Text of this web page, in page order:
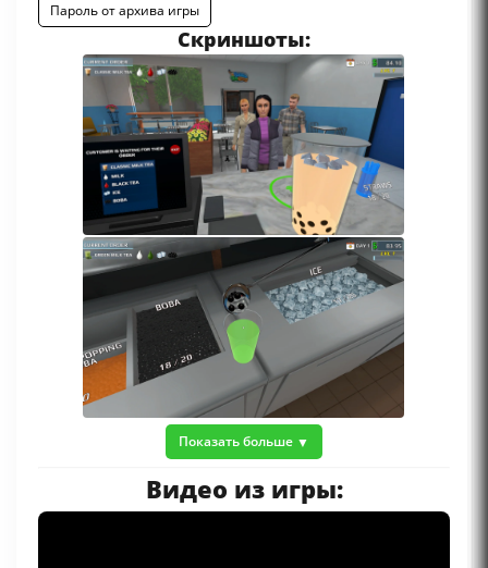
Пароль от архива игры
Скриншоты:
Показать больше
Видео из игры: